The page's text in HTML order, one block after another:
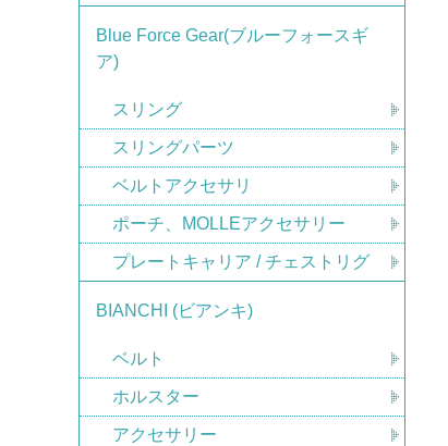
Blue Force Gear(ブルーフォースギ
ア)
スリング
スリングパーツ
ベルトアクセサリ
ポーチ、MOLLEアクセサリー
プレートキャリア / チェストリグ
BIANCHI (ビアンキ)
ベルト
ホルスター
アクセサリー